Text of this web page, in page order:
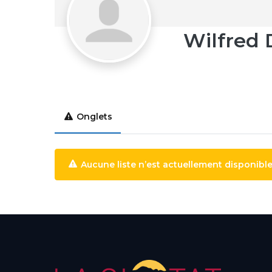
Wilfred
Onglets
Aucune liste n’est actuellement